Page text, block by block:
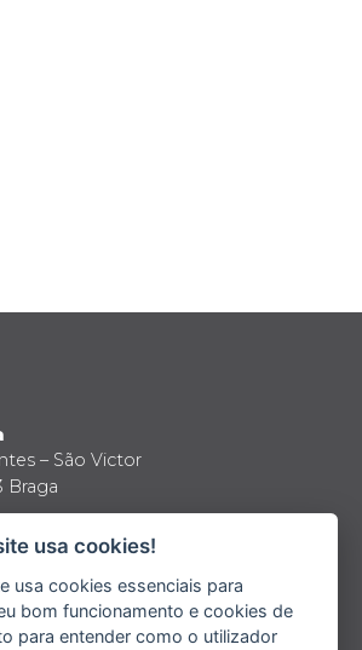
– São Victor
Braga
34’ N
8º 24’ W
usa cookies!
usa cookies essenciais para
bom funcionamento e cookies de
para entender como o utilizador